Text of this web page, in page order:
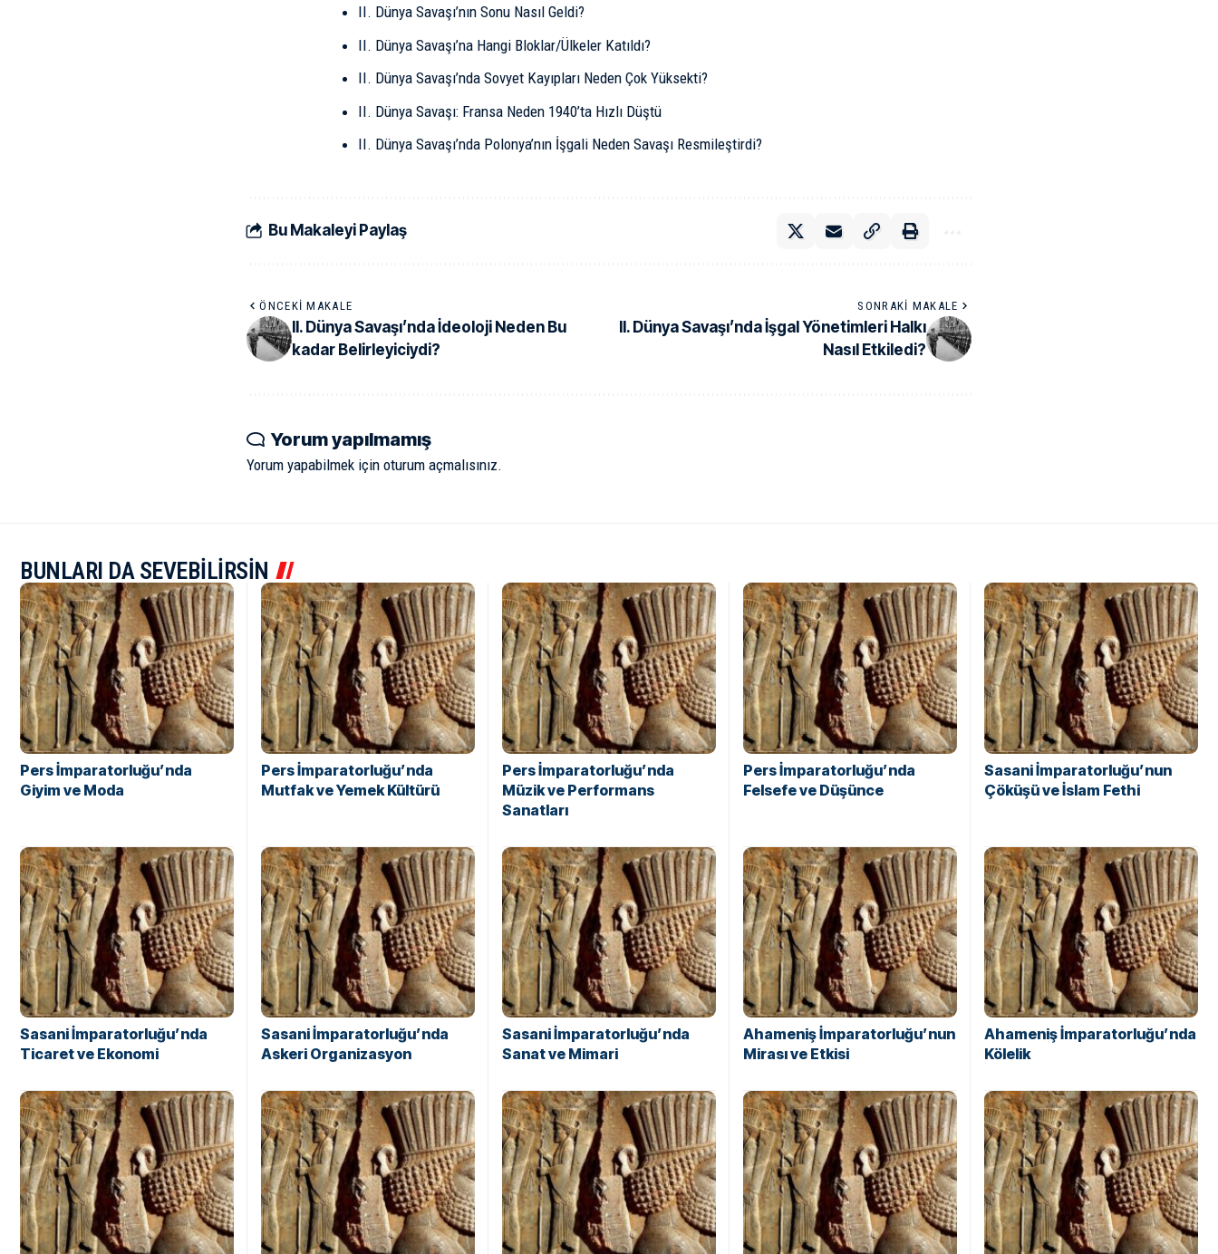
II. Dünya Savaşı’nın Sonu Nasıl Geldi?
II. Dünya Savaşı’na Hangi Bloklar/Ülkeler Katıldı?
II. Dünya Savaşı’nda Sovyet Kayıpları Neden Çok Yüksekti?
II. Dünya Savaşı: Fransa Neden 1940’ta Hızlı Düştü
II. Dünya Savaşı’nda Polonya’nın İşgali Neden Savaşı Resmileştirdi?
Bu Makaleyi Paylaş
ÖNCEKI MAKALE
II. Dünya Savaşı’nda İdeoloji Neden Bu
kadar Belirleyiciydi?
SONRAKI MAKALE
II. Dünya Savaşı’nda İşgal Yönetimleri Halkı
Nasıl Etkiledi?
Yorum yapılmamış
Yorum yapabilmek için oturum açmalısınız.
BUNLARI DA SEVEBİLİRSİN
Pers İmparatorluğu’nda
Giyim ve Moda
Pers İmparatorluğu’nda
Mutfak ve Yemek Kültürü
Pers İmparatorluğu’nda
Müzik ve Performans
Sanatları
Pers İmparatorluğu’nda
Felsefe ve Düşünce
Sasani İmparatorluğu’nun
Çöküşü ve İslam Fethi
Sasani İmparatorluğu’nda
Ticaret ve Ekonomi
Sasani İmparatorluğu’nda
Askeri Organizasyon
Sasani İmparatorluğu’nda
Sanat ve Mimari
Ahameniş İmparatorluğu’nun
Mirası ve Etkisi
Ahameniş İmparatorluğu’nda
Kölelik